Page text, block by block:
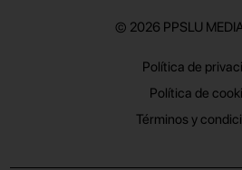
© 2026 PPSLU
Política de
Política de
Términos y